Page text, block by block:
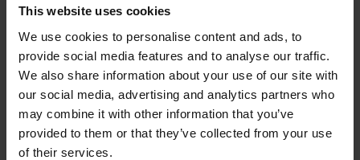
This website uses cookies
We use cookies to personalise content and ads, to
provide social media features and to analyse our traffic.
We also share information about your use of our site with
our social media, advertising and analytics partners who
may combine it with other information that you’ve
provided to them or that they’ve collected from your use
of their services.
39.9923.99
Choisissez votre taille
98-104 110-116 122-128 134-140 146-152